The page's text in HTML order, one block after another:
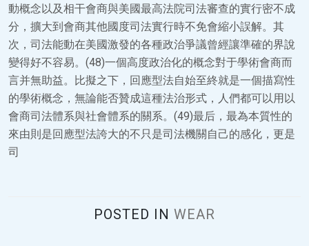
動概念以及相干會商與美國最高法院司法審查的實行密不成
分，擴大到會商其他國度司法實行時不免會縮小誤解。其
次，司法能動在美國激發的各種政治爭議曾經讓準確的界說
變得好不容易。(48)一個高度政治化的概念對于學術會商而
言并無助益。比擬之下，回應型法自始至終就是一個描寫性
的學術概念，無論能否贊成這種法治形式，人們都可以用以
會商司法體系與社會體系的關系。(49)最后，最為本質性的
來由則是回應型法誇大的不只是司法機關自己的感化，更是
司
POSTED IN WEAR